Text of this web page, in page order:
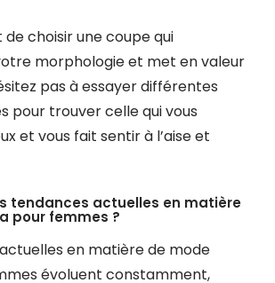
choisir une coupe qui
morphologie et met en valeur
pas à essayer différentes
pour trouver celle qui vous
et vous fait sentir à l’aise et
tendances actuelles en matière
pour femmes ?
en matière de mode
évoluent constamment,